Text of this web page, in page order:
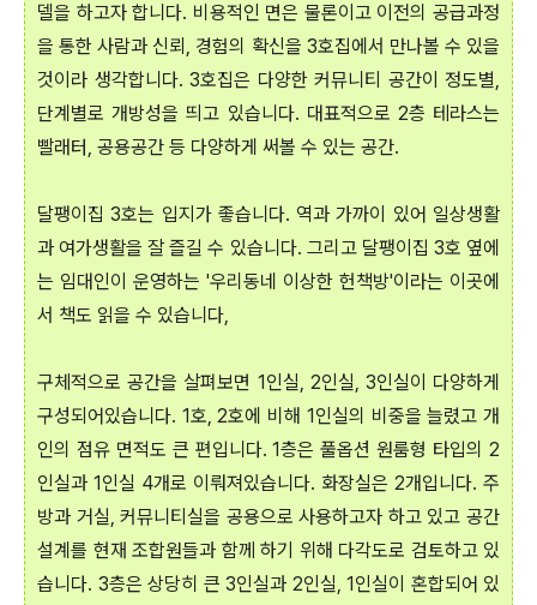
델을 하고자 합니다. 비용적인 면은 물론이고 이전의 공급과정
을 통한 사람과 신뢰, 경험의 확신을 3호집에서 만나볼 수 있을
것이라 생각합니다. 3호집은 다양한 커뮤니티 공간이 정도별,
단계별로 개방성을 띄고 있습니다. 대표적으로 2층 테라스는
빨래터, 공용공간 등 다양하게 써볼 수 있는 공간.
달팽이집 3호는 입지가 좋습니다. 역과 가까이 있어 일상생활
과 여가생활을 잘 즐길 수 있습니다. 그리고 달팽이집 3호 옆에
는 임대인이 운영하는 '우리동네 이상한 헌책방'이라는 이곳에
서 책도 읽을 수 있습니다,
구체적으로 공간을 살펴보면 1인실, 2인실, 3인실이 다양하게
구성되어있습니다. 1호, 2호에 비해 1인실의 비중을 늘렸고 개
인의 점유 면적도 큰 편입니다. 1층은 풀옵션 원룸형 타입의 2
인실과 1인실 4개로 이뤄져있습니다. 화장실은 2개입니다. 주
방과 거실, 커뮤니티실을 공용으로 사용하고자 하고 있고 공간
설계를 현재 조합원들과 함께 하기 위해 다각도로 검토하고 있
습니다. 3층은 상당히 큰 3인실과 2인실, 1인실이 혼합되어 있